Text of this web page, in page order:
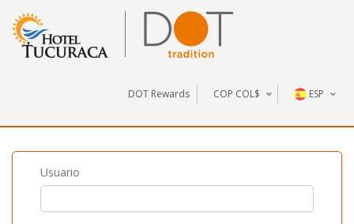
DOT Rewards COP COL$
U$S
COL$
ESP
Usuario